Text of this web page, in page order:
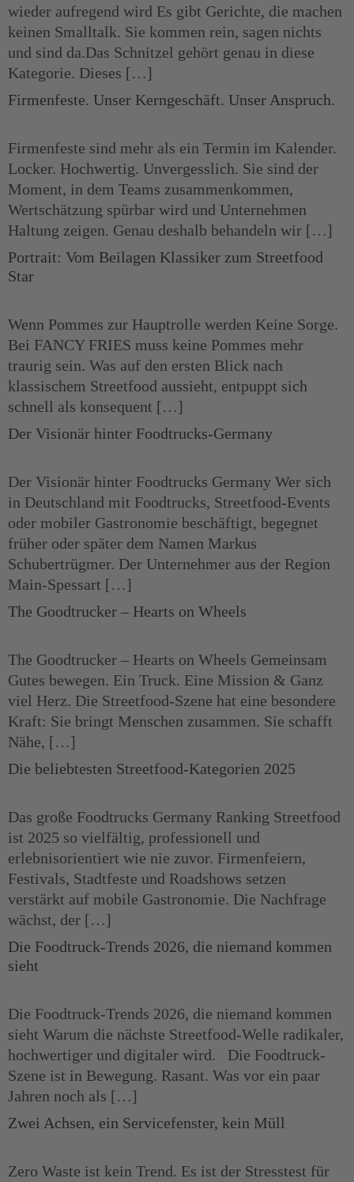
wieder aufregend wird Es gibt Gerichte, die machen
keinen Smalltalk. Sie kommen rein, sagen nichts
und sind da.Das Schnitzel gehört genau in diese
Kategorie. Dieses […]
Firmenfeste. Unser Kerngeschäft. Unser Anspruch.
Firmenfeste sind mehr als ein Termin im Kalender.
Locker. Hochwertig. Unvergesslich. Sie sind der
Moment, in dem Teams zusammenkommen,
Wertschätzung spürbar wird und Unternehmen
Haltung zeigen. Genau deshalb behandeln wir […]
Portrait: Vom Beilagen Klassiker zum Streetfood
Star
Wenn Pommes zur Hauptrolle werden Keine Sorge.
Bei FANCY FRIES muss keine Pommes mehr
traurig sein. Was auf den ersten Blick nach
klassischem Streetfood aussieht, entpuppt sich
schnell als konsequent […]
Der Visionär hinter Foodtrucks-Germany
Der Visionär hinter Foodtrucks Germany Wer sich
in Deutschland mit Foodtrucks, Streetfood-Events
oder mobiler Gastronomie beschäftigt, begegnet
früher oder später dem Namen Markus
Schubertrügmer. Der Unternehmer aus der Region
Main-Spessart […]
The Goodtrucker – Hearts on Wheels
The Goodtrucker – Hearts on Wheels Gemeinsam
Gutes bewegen. Ein Truck. Eine Mission & Ganz
viel Herz. Die Streetfood-Szene hat eine besondere
Kraft: Sie bringt Menschen zusammen. Sie schafft
Nähe, […]
Die beliebtesten Streetfood-Kategorien 2025
Das große Foodtrucks Germany Ranking Streetfood
ist 2025 so vielfältig, professionell und
erlebnisorientiert wie nie zuvor. Firmenfeiern,
Festivals, Stadtfeste und Roadshows setzen
verstärkt auf mobile Gastronomie. Die Nachfrage
wächst, der […]
Die Foodtruck-Trends 2026, die niemand kommen
sieht
Die Foodtruck-Trends 2026, die niemand kommen
sieht Warum die nächste Streetfood-Welle radikaler,
hochwertiger und digitaler wird. Die Foodtruck-
Szene ist in Bewegung. Rasant. Was vor ein paar
Jahren noch als […]
Zwei Achsen, ein Servicefenster, kein Müll
Zero Waste ist kein Trend. Es ist der Stresstest für